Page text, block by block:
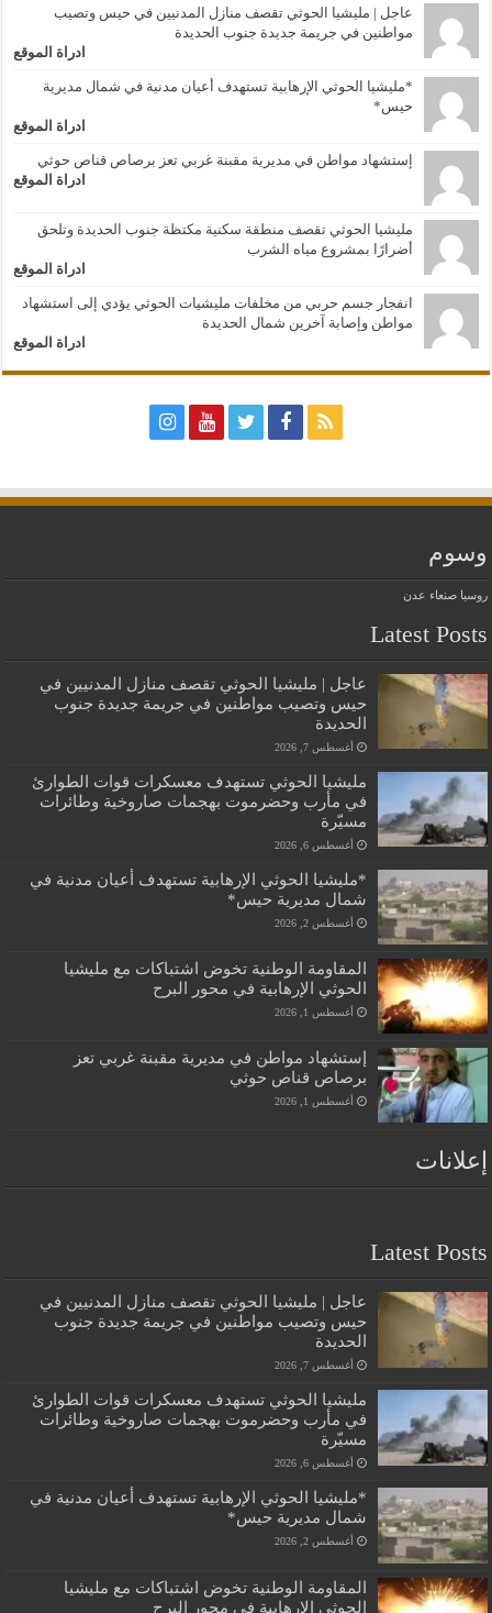
عاجل | مليشيا الحوثي تقصف منازل المدنيين في حيس وتصيب
مواطنين في جريمة جديدة جنوب الحديدة
ادراة الموقع
*مليشيا الحوثي الإرهابية تستهدف أعيان مدنية في شمال مديرية
حيس*
ادراة الموقع
إستشهاد مواطن في مديرية مقبنة غربي تعز برصاص قناص حوثي
ادراة الموقع
مليشيا الحوثي تقصف منطقة سكنية مكتظة جنوب الحديدة وتلحق
أضرارًا بمشروع مياه الشرب
ادراة الموقع
انفجار جسم حربي من مخلفات مليشيات الحوثي يؤدي إلى استشهاد
مواطن وإصابة آخرين شمال الحديدة
ادراة الموقع
وسوم
روسيا صنعاء عدن
Latest Posts
عاجل | مليشيا الحوثي تقصف منازل المدنيين في
حيس وتصيب مواطنين في جريمة جديدة جنوب
الحديدة
أغسطس 7, 2026
مليشيا الحوثي تستهدف معسكرات قوات الطوارئ
في مأرب وحضرموت بهجمات صاروخية وطائرات
مسيّرة
أغسطس 6, 2026
*مليشيا الحوثي الإرهابية تستهدف أعيان مدنية في
شمال مديرية حيس*
أغسطس 2, 2026
المقاومة الوطنية تخوض اشتباكات مع مليشيا
الحوثي الإرهابية في محور البرح
أغسطس 1, 2026
إستشهاد مواطن في مديرية مقبنة غربي تعز
برصاص قناص حوثي
أغسطس 1, 2026
إعلانات
Latest Posts
عاجل | مليشيا الحوثي تقصف منازل المدنيين في
حيس وتصيب مواطنين في جريمة جديدة جنوب
الحديدة
أغسطس 7, 2026
مليشيا الحوثي تستهدف معسكرات قوات الطوارئ
في مأرب وحضرموت بهجمات صاروخية وطائرات
مسيّرة
أغسطس 6, 2026
*مليشيا الحوثي الإرهابية تستهدف أعيان مدنية في
شمال مديرية حيس*
أغسطس 2, 2026
المقاومة الوطنية تخوض اشتباكات مع مليشيا
الحوثي الإرهابية في محور البرح